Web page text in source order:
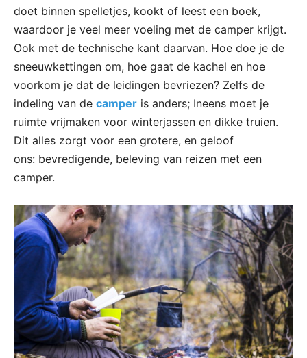
doet binnen spelletjes, kookt of leest een boek,
waardoor je veel meer voeling met de camper krijgt.
Ook met de technische kant daarvan. Hoe doe je de
sneeuwkettingen om, hoe gaat de kachel en hoe
voorkom je dat de leidingen bevriezen? Zelfs de
indeling van de camper is anders; Ineens moet je
ruimte vrijmaken voor winterjassen en dikke truien.
Dit alles zorgt voor een grotere, en geloof
ons: bevredigende, beleving van reizen met een
camper.